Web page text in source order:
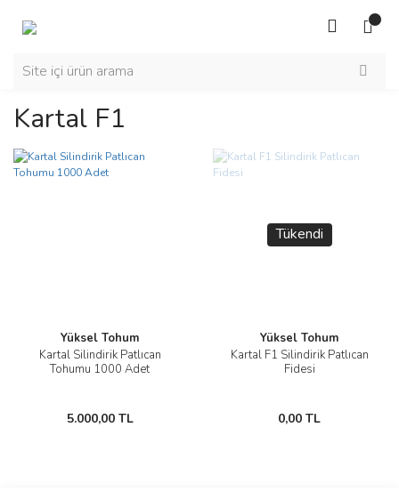
Kartal F1
Yüksel Tohum
Kartal Silindirik Patlıcan
Tohumu 1000 Adet
5.000,00 TL
Tükendi
Yüksel Tohum
Kartal F1 Silindirik Patlıcan
Fidesi
0,00 TL